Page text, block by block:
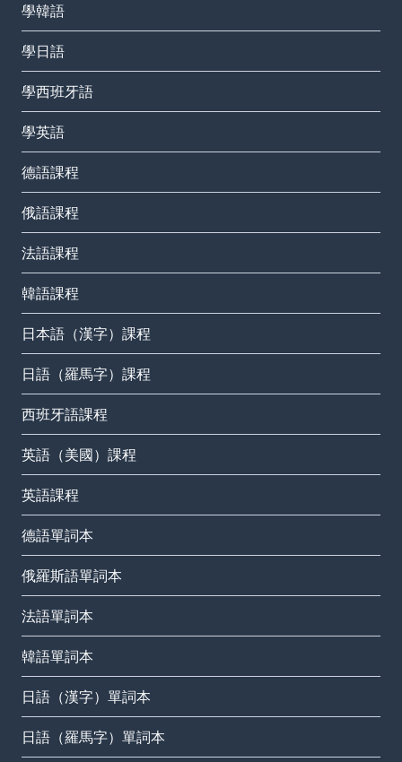
學韓語
學日語
學西班牙語
學英語
德語課程
俄語課程
法語課程
韓語課程
日本語（漢字）課程
日語（羅馬字）課程
西班牙語課程
英語（美國）課程
英語課程
德語單詞本
俄羅斯語單詞本
法語單詞本
韓語單詞本
日語（漢字）單詞本
日語（羅馬字）單詞本